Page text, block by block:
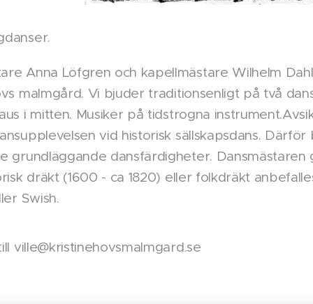
Anna Löfgren och kapellmästare Wilhelm
malmgård. Vi bjuder traditionsenligt på två
i mitten. Musiker på tidstrogna
vid historisk sällskapsdans.
grundläggande dansfärdigheter.
dräkt (1600 - ca 1820) eller folkdräkt
Swish.
ville@kristinehovsmalmgard.se